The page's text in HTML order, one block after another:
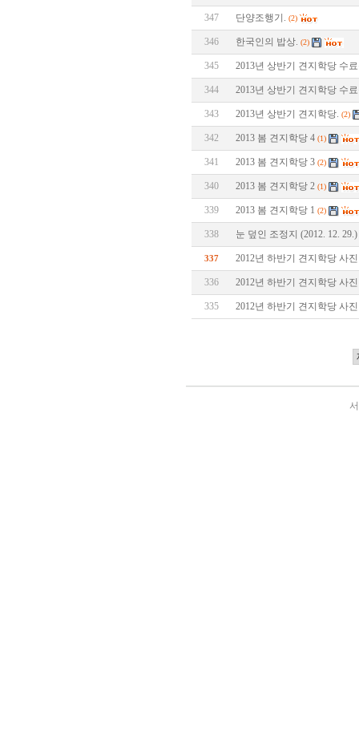
347 단양조행기. (2)
346 한국인의 밥상. (2)
345 2013년 상반기 견지학당 수
344 2013년 상반기 견지학당 수
343 2013년 상반기 견지학당. (2)
342 2013 봄 견지학당 4 (1)
341 2013 봄 견지학당 3 (2)
340 2013 봄 견지학당 2 (1)
339 2013 봄 견지학당 1 (2)
338 눈 덮인 조정지 (2012. 12. 29.)
337 2012년 하반기 견지학당 사진
336 2012년 하반기 견지학당 사진
335 2012년 하반기 견지학당 사진